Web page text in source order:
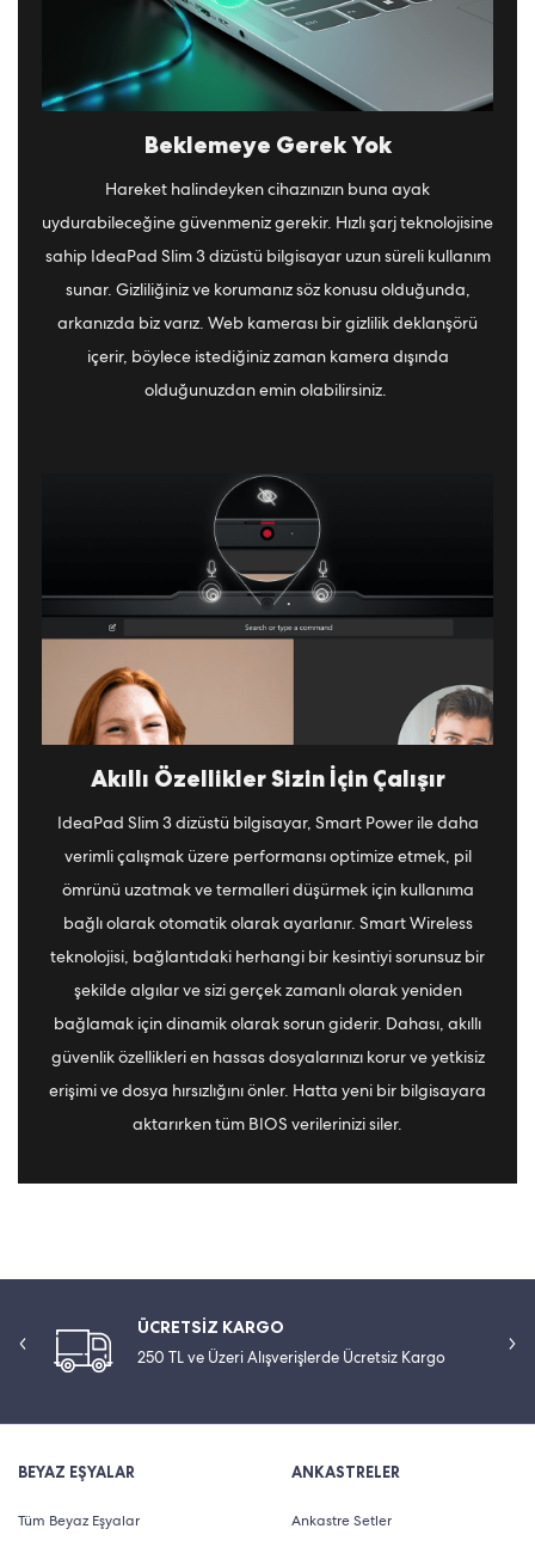
Beklemeye Gerek Yok
Hareket halindeyken cihazınızın buna ayak
uydurabileceğine güvenmeniz gerekir. Hızlı şarj teknolojisine
sahip IdeaPad Slim 3 dizüstü bilgisayar uzun süreli kullanım
sunar. Gizliliğiniz ve korumanız söz konusu olduğunda,
arkanızda biz varız. Web kamerası bir gizlilik deklanşörü
içerir, böylece istediğiniz zaman kamera dışında
olduğunuzdan emin olabilirsiniz.
Akıllı Özellikler Sizin İçin Çalışır
IdeaPad Slim 3 dizüstü bilgisayar, Smart Power ile daha
verimli çalışmak üzere performansı optimize etmek, pil
ömrünü uzatmak ve termalleri düşürmek için kullanıma
bağlı olarak otomatik olarak ayarlanır. Smart Wireless
teknolojisi, bağlantıdaki herhangi bir kesintiyi sorunsuz bir
şekilde algılar ve sizi gerçek zamanlı olarak yeniden
bağlamak için dinamik olarak sorun giderir. Dahası, akıllı
güvenlik özellikleri en hassas dosyalarınızı korur ve yetkisiz
erişimi ve dosya hırsızlığını önler. Hatta yeni bir bilgisayara
aktarırken tüm BIOS verilerinizi siler.
ÜCRETSİZ KARGO
250 TL ve Üzeri Alışverişlerde Ücretsiz Kargo
BEYAZ EŞYALAR
Tüm Beyaz Eşyalar
ANKASTRELER
Ankastre Setler